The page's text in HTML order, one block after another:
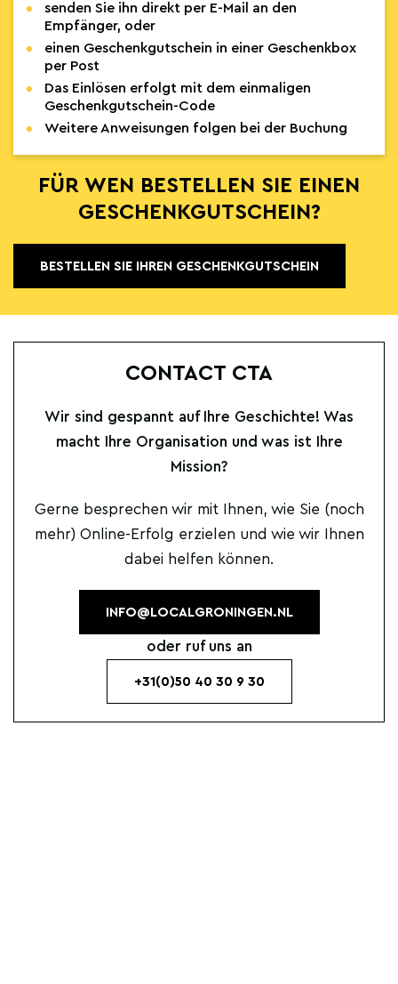
senden Sie ihn direkt per E-Mail an den
Empfänger, oder
einen Geschenkgutschein in einer Geschenkbox
per Post
Das Einlösen erfolgt mit dem einmaligen
Geschenkgutschein-Code
Weitere Anweisungen folgen bei der Buchung
FÜR WEN BESTELLEN SIE EINEN
GESCHENKGUTSCHEIN?
BESTELLEN SIE IHREN GESCHENKGUTSCHEIN
CONTACT CTA
Wir sind gespannt auf Ihre Geschichte! Was
macht Ihre Organisation und was ist Ihre
Mission?
Gerne besprechen wir mit Ihnen, wie Sie (noch
mehr) Online-Erfolg erzielen und wie wir Ihnen
dabei helfen können.
INFO@LOCALGRONINGEN.NL
oder ruf uns an
+31(0)50 40 30 9 30